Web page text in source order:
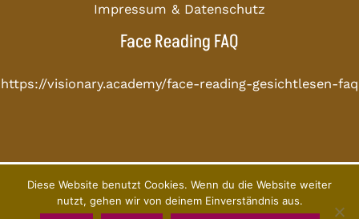
Impressum & Datenschutz
Face Reading FAQ
https://visionary.academy/face-reading-gesichtlesen-faq
Copyright © 2026 Visionary Academy
Diese Website benutzt Cookies. Wenn du die Website weiter
nutzt, gehen wir von deinem Einverständnis aus.